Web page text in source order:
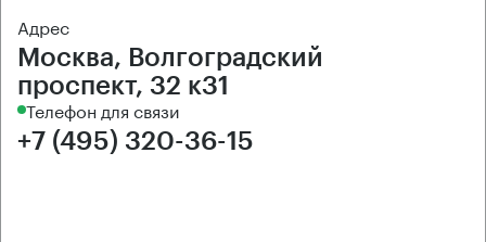
Адрес
Москва, Волгоградский
проспект, 32 к31
Телефон для связи
+7 (495) 320-36-15